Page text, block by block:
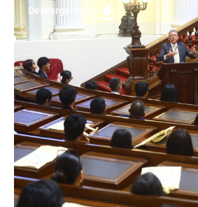
Descargar foto